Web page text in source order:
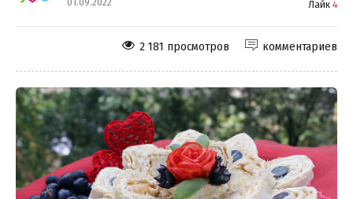
Лайк 4
комментариев
2 181 просмотров